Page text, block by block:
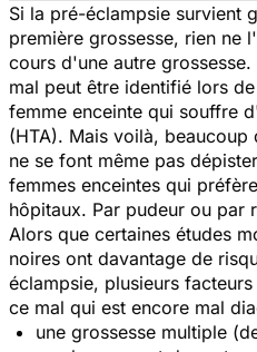
Si la pré-éclampsie survient
première grossesse, rien ne
cours d'une autre
mal peut être identifié lors
femme enceinte qui souffre
(HTA). Mais voilà, beaucoup
ne se font même pas
femmes enceintes qui
hôpitaux. Par pudeur ou par
Alors que certaines études
noires ont davantage de
éclampsie, plusieurs
ce mal qui est encore mal
une grossesse multiple